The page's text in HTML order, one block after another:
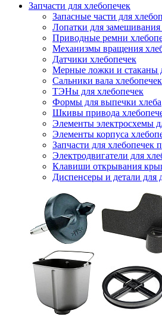
Запчасти для хлебопечек
Запасные части для
Лопатки для замешивания
Приводные ремни
Механизмы вращения
Датчики хлебопечек
Мерные ложки и стаканы
Сальники вала хлебопечек
ТЭНы для хлебопечек
Формы для выпечки хлеба
Шкивы привода
Элементы электросхемы
Элементы корпуса
Запчасти для хлебопечек
Электродвигатели для
Клавиши открывания
Диспенсеры и детали для